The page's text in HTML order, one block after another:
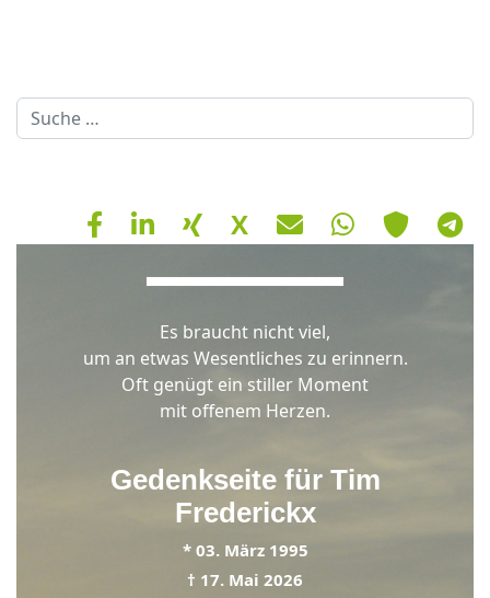
Suchen
OK
X
Es braucht nicht viel,
um an etwas Wesentliches zu erinnern.
Oft genügt ein stiller Moment
mit offenem Herzen.
Gedenkseite für Tim
Frederickx
* 03. März 1995
† 17. Mai 2026